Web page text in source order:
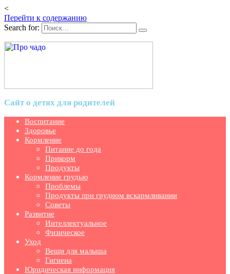
<
Перейти к содержанию
Search for:
Сайт о детях для родителей
Воспитание
Здоровье
Кормление
Питание до года
Прикорм
Продукты
Кормление грудью
Проблемы
Продукты при грудном вскармливании
Советы
Развитие
Интеллектуальное
Физическое
Уход
Вещи для малыша
Гигиена
Юридическая информация